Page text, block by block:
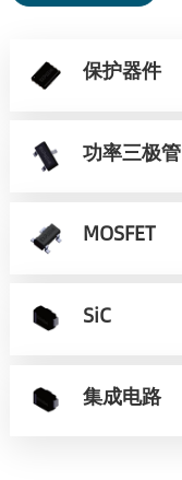
保护器件
功率三极管
MOSFET
SiC
集成电路